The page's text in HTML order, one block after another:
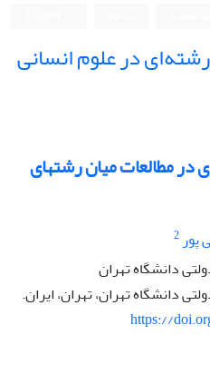
در علوم انسانی
پور2
دانشگاه تهران
دانشگاه تهران، تهران، ایران.
https://